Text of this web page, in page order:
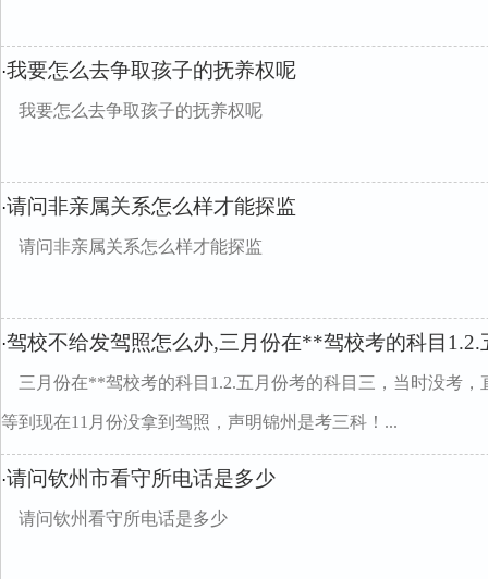
·我要怎么去争取孩子的抚养权呢
我要怎么去争取孩子的抚养权呢
·请问非亲属关系怎么样才能探监
请问非亲属关系怎么样才能探监
·驾校不给发驾照怎么办,三月份在**驾校考的科目1.2.
三月份在**驾校考的科目1.2.五月份考的科目三，当时没考
等到现在11月份没拿到驾照，声明锦州是考三科！...
·请问钦州市看守所电话是多少
请问钦州看守所电话是多少